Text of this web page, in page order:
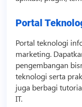
Portal
Portal teknologi
marketing.
pengembangan
teknologi serta
juga berbagi
IT.